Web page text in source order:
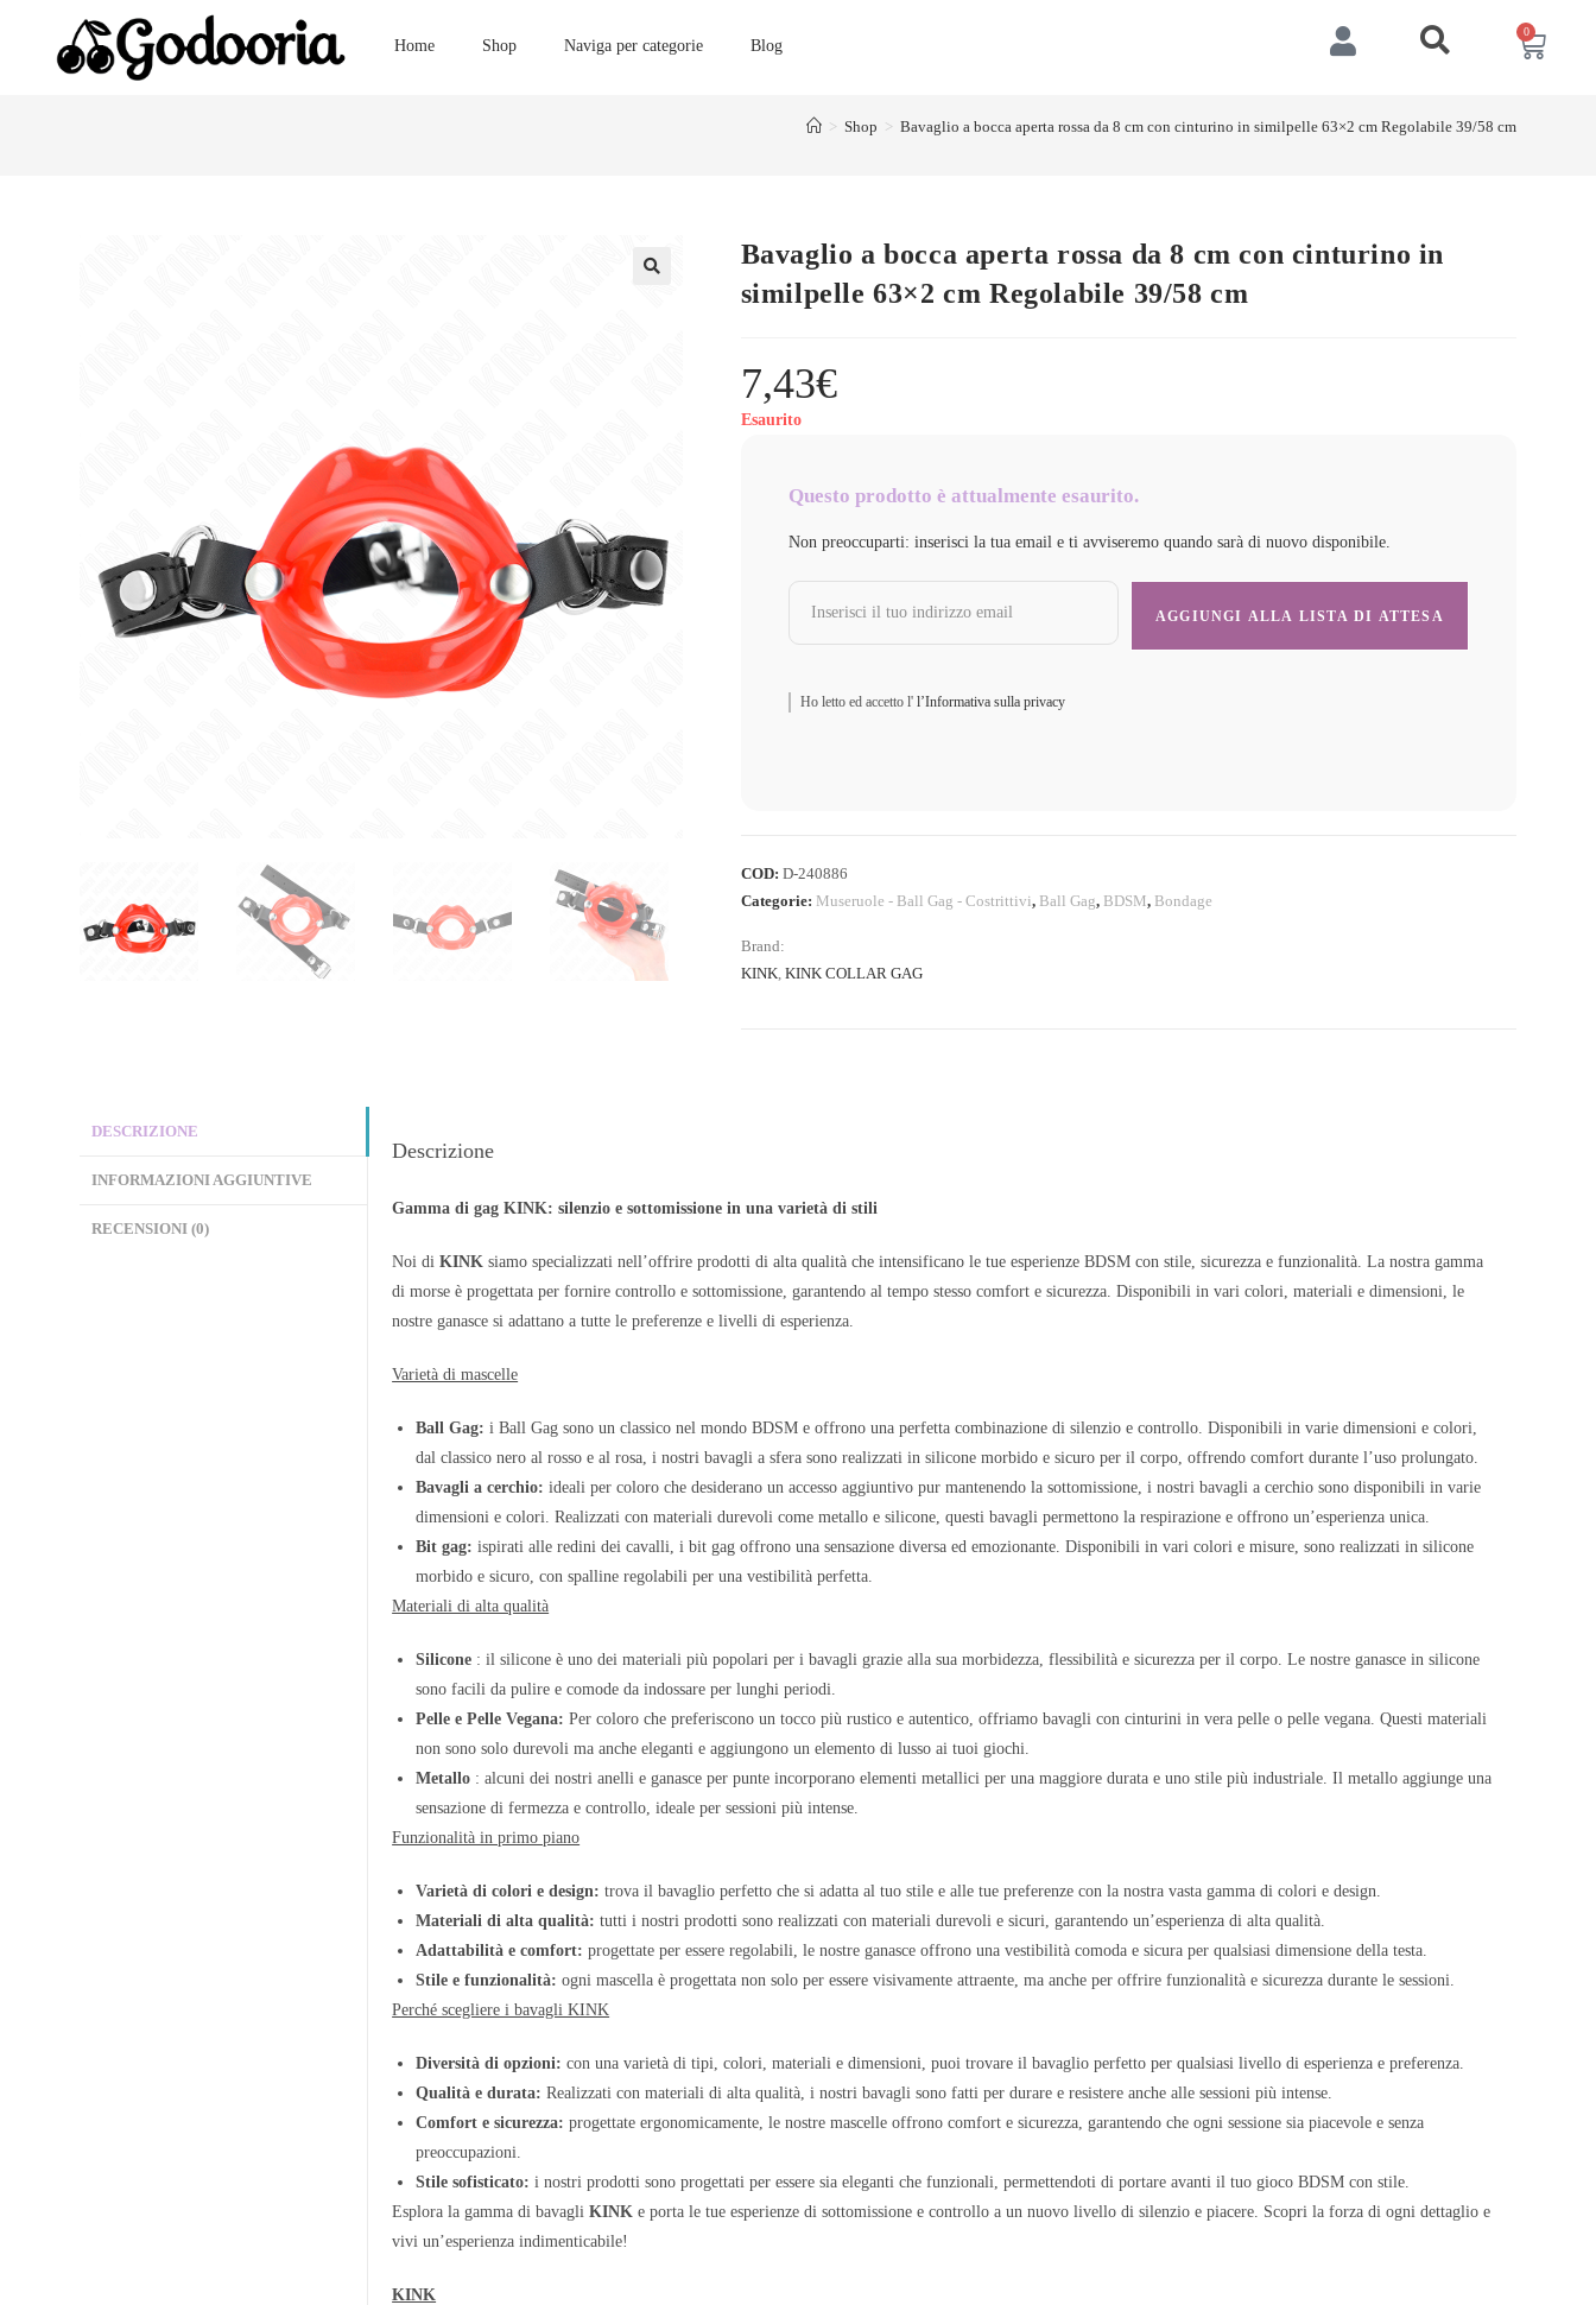
Home Shop Naviga per categorie Blog
0
> Shop > Bavaglio a bocca aperta rossa da 8 cm con cinturino in similpelle 63×2 cm Regolabile 39/58 cm
Bavaglio a bocca aperta rossa da 8 cm con cinturino in
similpelle 63×2 cm Regolabile 39/58 cm
7,43€
Esaurito
Questo prodotto è attualmente esaurito.
Non preoccuparti: inserisci la tua email e ti avviseremo quando sarà di nuovo disponibile.
Ho letto ed accetto l'l’Informativa sulla privacy
COD: D-240886
Categorie: Museruole - Ball Gag - Costrittivi, Ball Gag, BDSM, Bondage
Brand:
KINK, KINK COLLAR GAG
DESCRIZIONE
INFORMAZIONI AGGIUNTIVE
RECENSIONI (0)
Descrizione
Gamma di gag KINK: silenzio e sottomissione in una varietà di stili
Noi diKINK siamo specializzati nell’offrire prodotti di alta qualità che intensificano le tue esperienze BDSM con stile, sicurezza e funzionalità. La nostra gamma
di morse è progettata per fornire controllo e sottomissione, garantendo al tempo stesso comfort e sicurezza. Disponibili in vari colori, materiali e dimensioni, le
nostre ganasce si adattano a tutte le preferenze e livelli di esperienza.
Varietà di mascelle
Ball Gag: i Ball Gag sono un classico nel mondo BDSM e offrono una perfetta combinazione di silenzio e controllo. Disponibili in varie dimensioni e colori,
dal classico nero al rosso e al rosa, i nostri bavagli a sfera sono realizzati in silicone morbido e sicuro per il corpo, offrendo comfort durante l’uso prolungato.
Bavagli a cerchio: ideali per coloro che desiderano un accesso aggiuntivo pur mantenendo la sottomissione, i nostri bavagli a cerchio sono disponibili in varie
dimensioni e colori. Realizzati con materiali durevoli come metallo e silicone, questi bavagli permettono la respirazione e offrono un’esperienza unica.
Bit gag: ispirati alle redini dei cavalli, i bit gag offrono una sensazione diversa ed emozionante. Disponibili in vari colori e misure, sono realizzati in silicone
morbido e sicuro, con spalline regolabili per una vestibilità perfetta.
Materiali di alta qualità
Silicone : il silicone è uno dei materiali più popolari per i bavagli grazie alla sua morbidezza, flessibilità e sicurezza per il corpo. Le nostre ganasce in silicone
sono facili da pulire e comode da indossare per lunghi periodi.
Pelle e Pelle Vegana: Per coloro che preferiscono un tocco più rustico e autentico, offriamo bavagli con cinturini in vera pelle o pelle vegana. Questi materiali
non sono solo durevoli ma anche eleganti e aggiungono un elemento di lusso ai tuoi giochi.
Metallo : alcuni dei nostri anelli e ganasce per punte incorporano elementi metallici per una maggiore durata e uno stile più industriale. Il metallo aggiunge una
sensazione di fermezza e controllo, ideale per sessioni più intense.
Funzionalità in primo piano
Varietà di colori e design: trova il bavaglio perfetto che si adatta al tuo stile e alle tue preferenze con la nostra vasta gamma di colori e design.
Materiali di alta qualità: tutti i nostri prodotti sono realizzati con materiali durevoli e sicuri, garantendo un’esperienza di alta qualità.
Adattabilità e comfort: progettate per essere regolabili, le nostre ganasce offrono una vestibilità comoda e sicura per qualsiasi dimensione della testa.
Stile e funzionalità: ogni mascella è progettata non solo per essere visivamente attraente, ma anche per offrire funzionalità e sicurezza durante le sessioni.
Perché scegliere i bavagli KINK
Diversità di opzioni: con una varietà di tipi, colori, materiali e dimensioni, puoi trovare il bavaglio perfetto per qualsiasi livello di esperienza e preferenza.
Qualità e durata: Realizzati con materiali di alta qualità, i nostri bavagli sono fatti per durare e resistere anche alle sessioni più intense.
Comfort e sicurezza: progettate ergonomicamente, le nostre mascelle offrono comfort e sicurezza, garantendo che ogni sessione sia piacevole e senza
preoccupazioni.
Stile sofisticato: i nostri prodotti sono progettati per essere sia eleganti che funzionali, permettendoti di portare avanti il tuo gioco BDSM con stile.
Esplora la gamma di bavagliKINK e porta le tue esperienze di sottomissione e controllo a un nuovo livello di silenzio e piacere. Scopri la forza di ogni dettaglio e
vivi un’esperienza indimenticabile!
KINK